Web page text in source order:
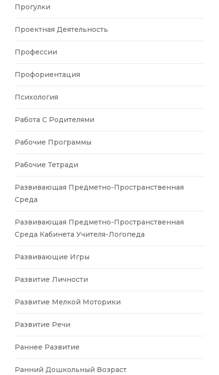
Прогулки
Проектная Деятельность
Профессии
Профориентация
Психология
Работа С Родителями
Рабочие Программы
Рабочие Тетради
Развивающая Предметно-Пространственная
Среда
Развивающая Предметно-Пространственная
Среда Кабинета Учителя-Логопеда
Развивающие Игры
Развитие Личности
Развитие Мелкой Моторики
Развитие Речи
Раннее Развитие
Ранний Дошкольный Возраст